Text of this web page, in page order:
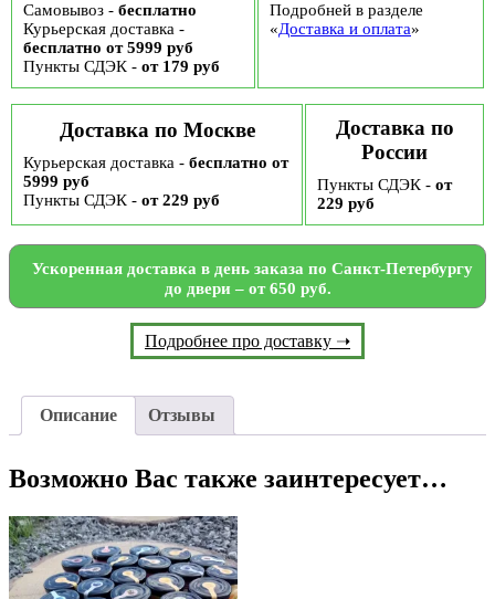
Самовывоз - бесплатно
Курьерская доставка -
бесплатно от 5999 руб
Пункты СДЭК - от 179 руб
Подробней в разделе
«Доставка и оплата»
Доставка по Москве
Курьерская доставка - бесплатно от
5999 руб
Пункты СДЭК - от 229 руб
Доставка по
России
Пункты СДЭК - от
229 руб
Ускоренная доставка в день заказа по Санкт-Петербургу
до двери – от 650 руб.
Подробнее про доставку ➝
Описание Отзывы
Возможно Вас также заинтересует…